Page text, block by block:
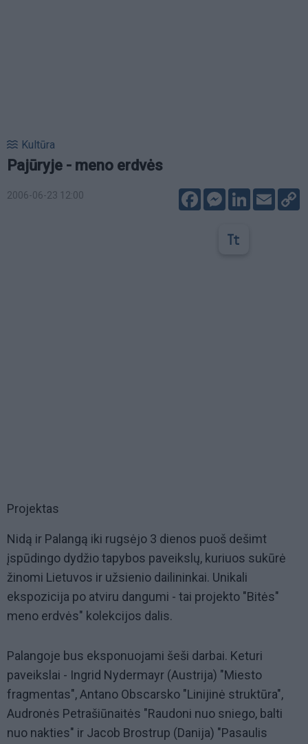
Kultūra
Pajūryje - meno erdvės
2006-06-23 12:00 FacebookMessenger
LinkedIn
Email
Projektas
Nidą ir Palangą iki rugsėjo 3 dienos puoš dešimt
įspūdingo dydžio tapybos paveikslų, kuriuos sukūrė
žinomi Lietuvos ir užsienio dailininkai. Unikali
ekspozicija po atviru dangumi - tai projekto "Bitės"
meno erdvės" kolekcijos dalis.
Palangoje bus eksponuojami šeši darbai. Keturi
paveikslai - Ingrid Nydermayr (Austrija) "Miesto
fragmentas", Antano Obscarsko "Linijinė struktūra",
Audronės Petrašiūnaitės "Raudoni nuo sniego, balti
nuo nakties" ir Jacob Brostrup (Danija) "Pasaulis